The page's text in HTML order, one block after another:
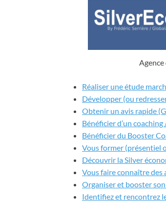
Agence
Réaliser une étude
Développer (ou
Obtenir un avis rapide
Bénéficier d’un
Bénéficier du Booster
Vous former (présentiel
Découvrir la Silver
Vous faire connaître des
Organiser et booster
Identifiez et rencontrez